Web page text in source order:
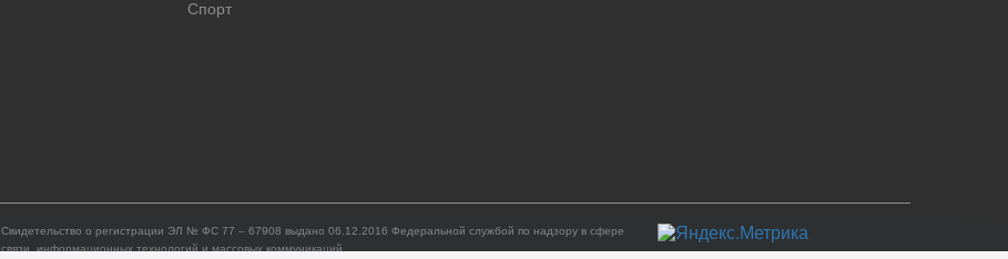
Спорт
Свидетельство о регистрации ЭЛ № ФС 77 – 67908 выдано 06.12.2016 Федеральной службой по надзору в сфере
связи, информационных технологий и массовых коммуникаций.